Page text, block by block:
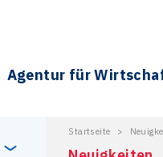
Agentur für
Startseite >